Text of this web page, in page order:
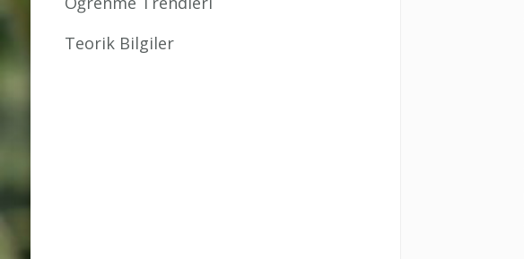
Teorik Bilgiler